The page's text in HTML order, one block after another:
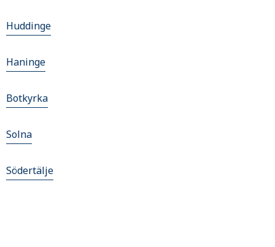
Huddinge
Haninge
Botkyrka
Solna
Södertälje